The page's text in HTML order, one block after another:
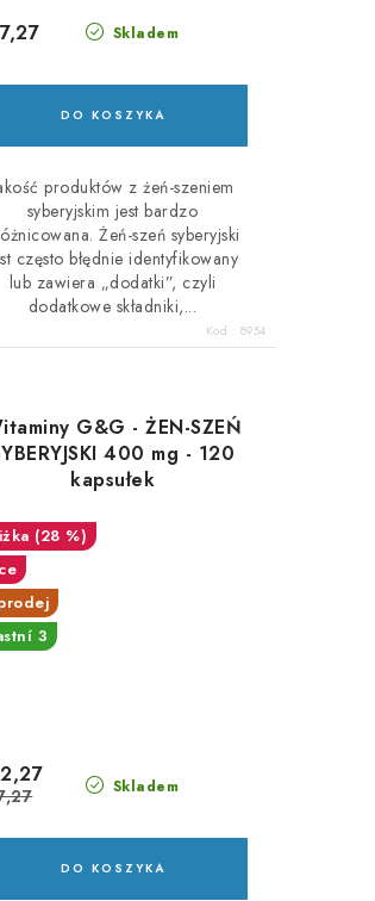
Skladem
DO KOSZYKA
produktów z żeń-szeniem
syberyjskim jest bardzo
Żeń-szeń syberyjski
często błędnie identyfikowany
lub zawiera „dodatki”, czyli
dodatkowe składniki,...
Kod : 8954
G&G - ŻEN-SZEŃ
400 mg - 120
kapsułek
(28 %)
3
Skladem
DO KOSZYKA